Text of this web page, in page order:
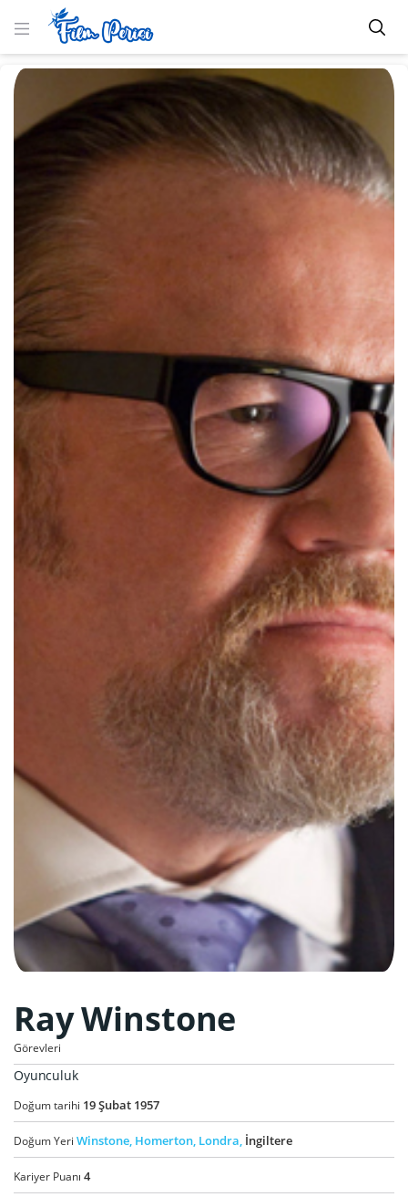
Ray Winstone
Görevleri
Oyunculuk
Doğum tarihi 19Şubat 1957
Doğum Yeri Winstone, Homerton, Londra, İngiltere
Kariyer Puanı 4